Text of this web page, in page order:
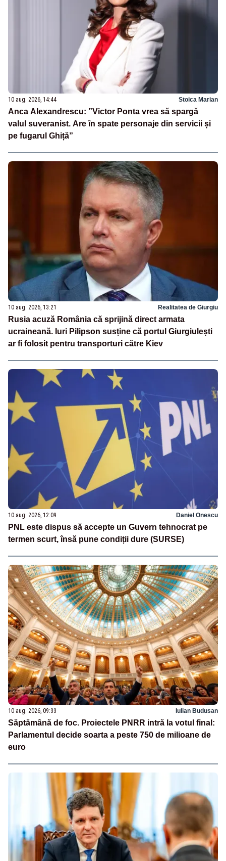
10 aug. 2026, 14:44 Stoica Marian
Anca Alexandrescu: ”Victor Ponta vrea să spargă
valul suveranist. Are în spate personaje din servicii și
pe fugarul Ghiță”
10 aug. 2026, 13:21 Realitatea de Giurgiu
Rusia acuză România că sprijină direct armata
ucraineană. Iuri Pilipson susține că portul Giurgiulești
ar fi folosit pentru transporturi către Kiev
10 aug. 2026, 12:09 Daniel Onescu
PNL este dispus să accepte un Guvern tehnocrat pe
termen scurt, însă pune condiții dure (SURSE)
10 aug. 2026, 09:33 Iulian Budusan
Săptămână de foc. Proiectele PNRR intră la votul final:
Parlamentul decide soarta a peste 750 de milioane de
euro